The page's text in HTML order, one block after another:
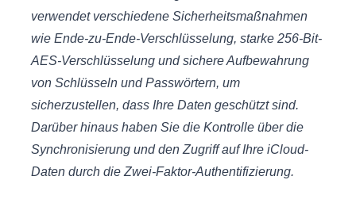
verwendet verschiedene Sicherheitsmaßnahmen
wie Ende-zu-Ende-Verschlüsselung, starke 256-Bit-
AES-Verschlüsselung und sichere Aufbewahrung
von Schlüsseln und Passwörtern, um
sicherzustellen, dass Ihre Daten geschützt sind.
Darüber hinaus haben Sie die Kontrolle über die
Synchronisierung und den Zugriff auf Ihre iCloud-
Daten durch die Zwei-Faktor-Authentifizierung.